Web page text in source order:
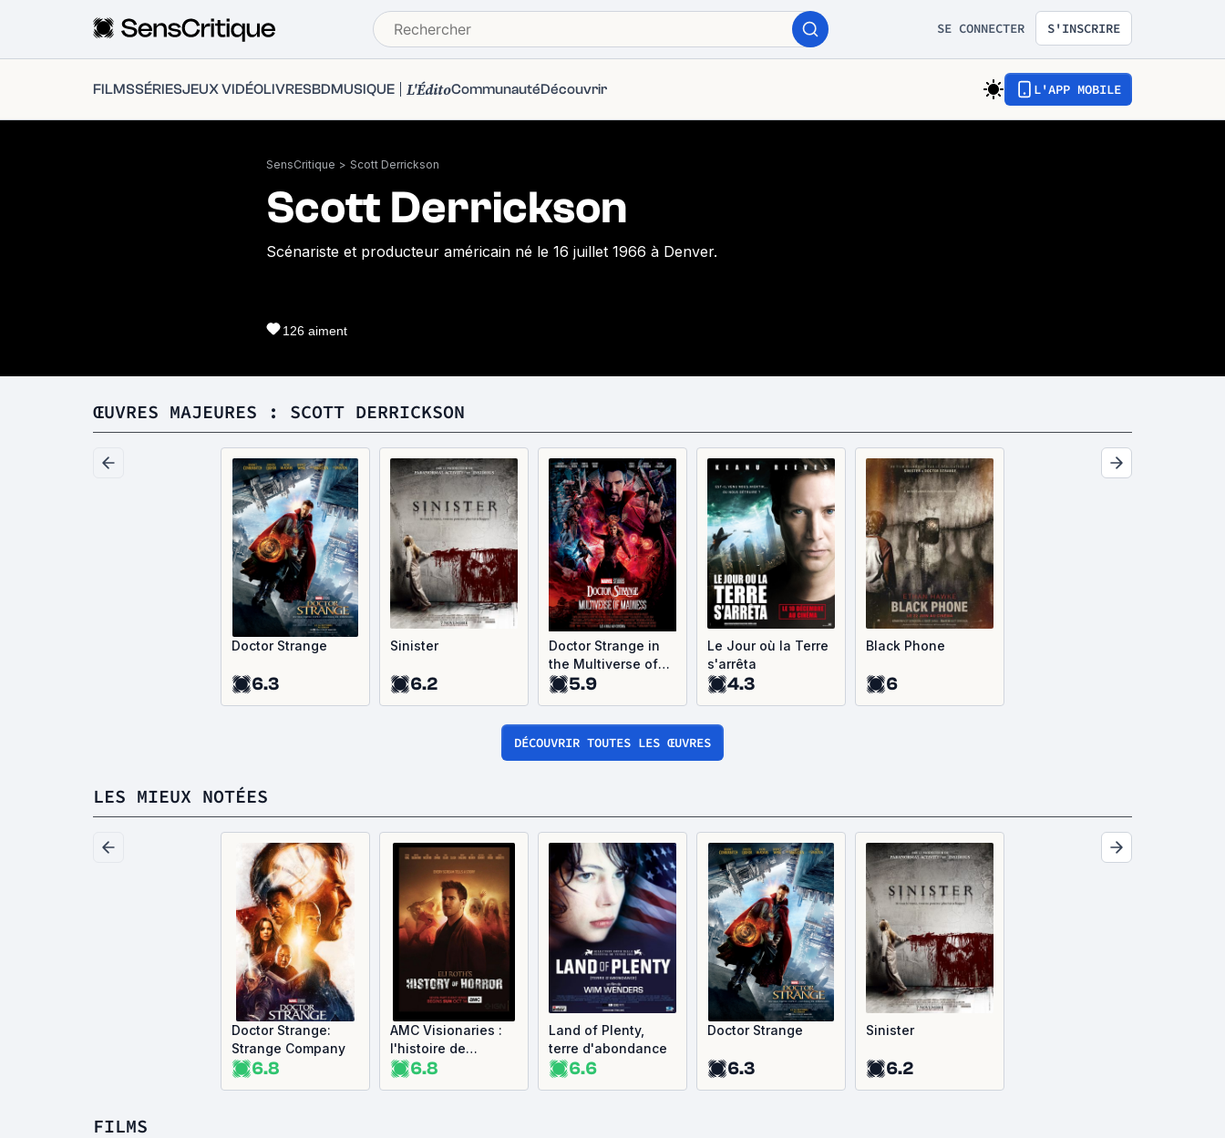
SE CONNECTER S'INSCRIRE
FILMSSÉRIESJEUX VIDÉOLIVRESBDMUSIQUE L'ÉditoCommunautéDécouvrir L'APP MOBILE
SensCritique > Scott Derrickson
Scott Derrickson
Scénariste et producteur américain né le 16 juillet 1966 à Denver.
126 aiment
ŒUVRES MAJEURES : SCOTT DERRICKSON
Doctor Strange
6.3
Sinister
6.2
Doctor Strange in
the Multiverse of
Madness
5.9
Le Jour où la Terre
s'arrêta
4.3
Black Phone
6
DÉCOUVRIR TOUTES LES ŒUVRES
LES MIEUX NOTÉES
Doctor Strange:
Strange Company
6.8
AMC Visionaries :
l'histoire de
l'horreur avec Eli
6.8
Land of Plenty,
terre d'abondance
6.6
Doctor Strange
6.3
Sinister
6.2
FILMS